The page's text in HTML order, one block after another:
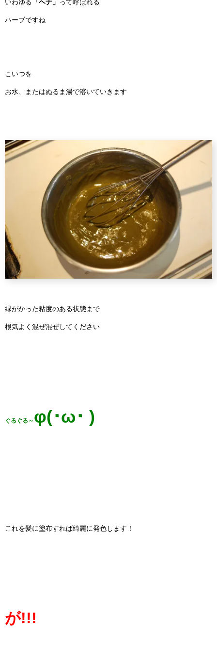
いわゆる 「ヘナ」 って呼ばれる
ハーブですね
こいつを
お水、またはぬるま湯で溶いていきます
緑がかった粘度のある状態まで
根気よく混ぜ混ぜしてください
ぐるぐる～ φ(･ω･ )
これを髪に塗布すれば綺麗に発色します！
が!!!